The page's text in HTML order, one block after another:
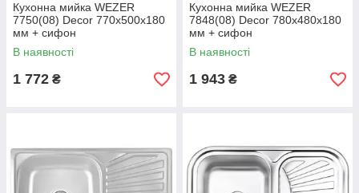
Кухонна мийка WEZER
7750(08) Deсor 770x500x180
мм + сифон
В наявності
1 772 ₴
Кухонна мийка WEZER
7848(08) Deсor 780x480x180
мм + сифон
В наявності
1 943 ₴